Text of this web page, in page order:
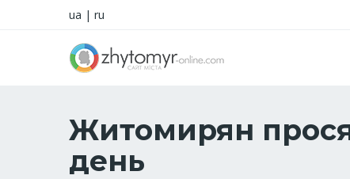
ua | ru
Житомирян
день